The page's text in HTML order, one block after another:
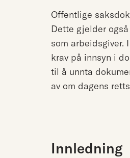
Offentlige
Dette gjelder
som arbeidsgiver.
krav på innsyn i
til å unnta
av om dagens
Innledning